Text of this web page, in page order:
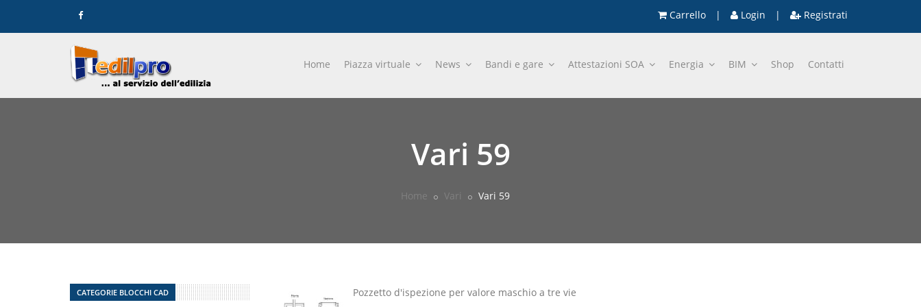
Carrello | Login | Registrati
Home Piazza virtuale News Bandi e gare Attestazioni SOA Energia BIM Shop Contatti
Vari 59
Home Vari Vari 59
Pozzetto d'ispezione per valore maschio a tre vie
CATEGORIE BLOCCHI CAD